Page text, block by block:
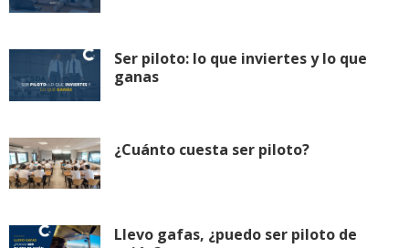
Ser piloto: lo que inviertes y lo que
ganas
¿Cuánto cuesta ser piloto?
Llevo gafas, ¿puedo ser piloto de